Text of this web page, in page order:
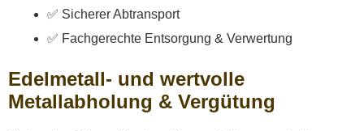
✅ Sicherer Abtransport
✅ Fachgerechte Entsorgung & Verwertung
Edelmetall- und wertvolle
Metallabholung & Vergütung